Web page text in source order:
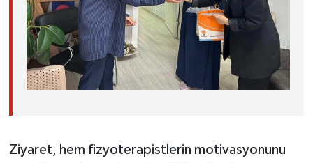
Ziyaret, hem fizyoterapistlerin motivasyonunu